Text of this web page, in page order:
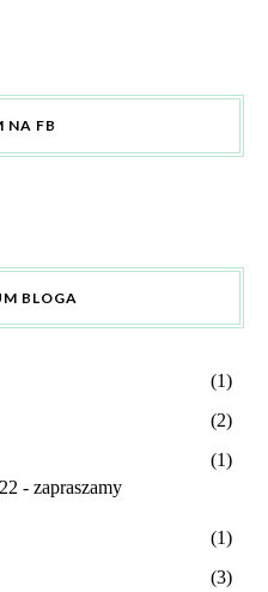
NA FB
BLOGA
(1)
(2)
(1)
- zapraszamy
(1)
(3)